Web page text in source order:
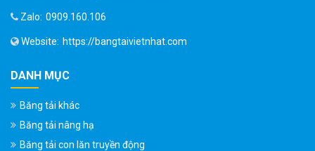
Zalo: 0909.160.106
Website: https://bangtaivietnhat.com
DANH MỤC
Băng tải khác
Băng tải nâng hạ
Băng tải con lăn truyền động